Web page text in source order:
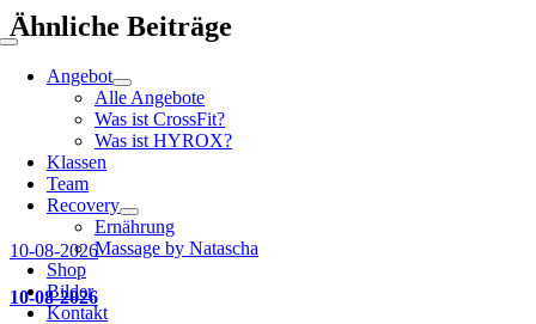
Toggle
NavigationAngebot
Alle Angebote
Was ist CrossFit?
Was ist HYROX?
Klassen
Team
Recovery
Ernährung
Massage by Natascha
Shop
Bilder
Kontakt
Ähnliche Beiträge
10-08-2026
10-08-2026